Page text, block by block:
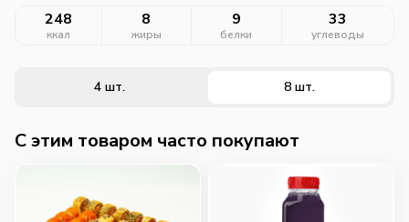
248
ккал
8
жиры
9
белки
33
углеводы
4 шт. 8 шт.
C этим товаром часто покупают